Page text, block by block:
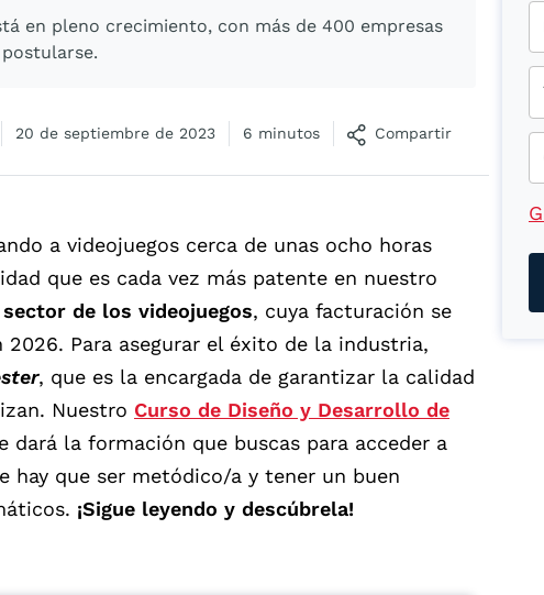
en pleno crecimiento, con más de 400 empresas
20 de septiembre de 2023 6 minutos Compartir
a videojuegos cerca de unas ocho horas
que es cada vez más patente en nuestro
de los videojuegos, cuya facturación se
Para asegurar el éxito de la industria,
, que es la encargada de garantizar la calidad
Nuestro Curso de Diseño y Desarrollo de
dará la formación que buscas para acceder a
hay que ser metódico/a y tener un buen
¡Sigue leyendo y descúbrela!